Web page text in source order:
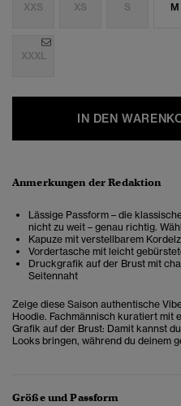
XXS XS S M
XXXL
IN DEN
Anmerkungen der Redaktion
Lässige Passform – die
nicht zu weit – genau richtig.
Kapuze mit verstellbarem
Vordertasche mit leicht
Druckgrafik auf der Brust mit
Seitennaht
Zeige diese Saison authentische
Hoodie. Fachmännisch kuratiert mit
Grafik auf der Brust: Damit kannst
Looks bringen, während du deinem
Größe und Passform